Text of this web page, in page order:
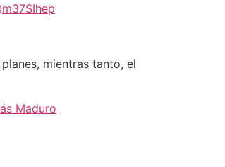
mientras tanto, el
Maduro